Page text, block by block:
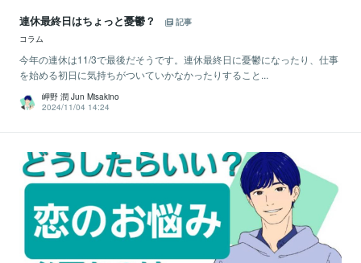
連休最終日はちょっと憂鬱？
記事
コラム
今年の連休は11/3で最後だそうです。連休最終日に憂鬱になったり、仕事
を始める初日に気持ちがついていかなかったりすること...
岬野 潤 Jun Misakino
2024/11/04 14:24